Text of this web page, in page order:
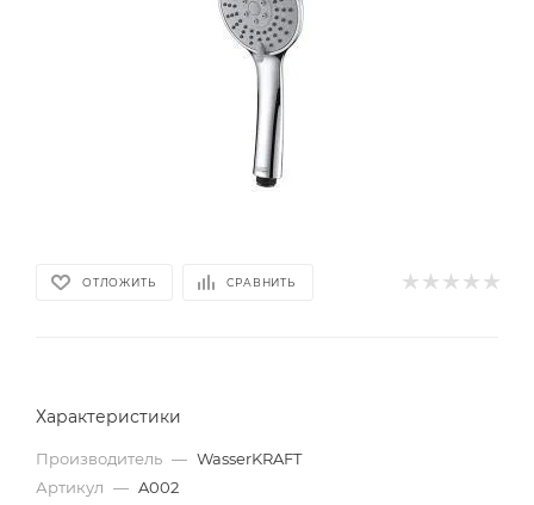
ОТЛОЖИТЬ СРАВНИТЬ
Характеристики
Производитель — WasserKRAFT
Артикул — A002